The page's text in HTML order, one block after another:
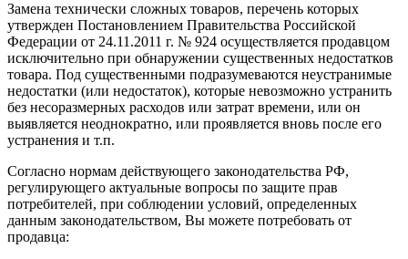
Замена технически сложных товаров, перечень которых
утвержден Постановлением Правительства Российской
Федерации от 24.11.2011 г. № 924 осуществляется продавцом
исключительно при обнаружении существенных недостатков
товара. Под существенными подразумеваются неустранимые
недостатки (или недостаток), которые невозможно устранить
без несоразмерных расходов или затрат времени, или он
выявляется неоднократно, или проявляется вновь после его
устранения и т.п.
Согласно нормам действующего законодательства РФ,
регулирующего актуальные вопросы по защите прав
потребителей, при соблюдении условий, определенных
данным законодательством, Вы можете потребовать от
продавца: